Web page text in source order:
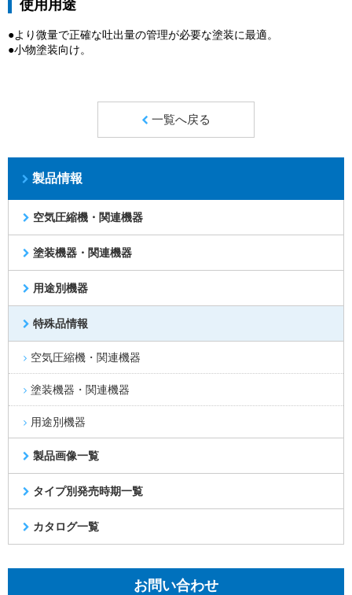
使用用途
●より微量で正確な吐出量の管理が必要な塗装に最適。
●小物塗装向け。
一覧へ戻る
製品情報
空気圧縮機・関連機器
塗装機器・関連機器
用途別機器
特殊品情報
空気圧縮機・関連機器
塗装機器・関連機器
用途別機器
製品画像一覧
タイプ別発売時期一覧
カタログ一覧
お問い合わせ